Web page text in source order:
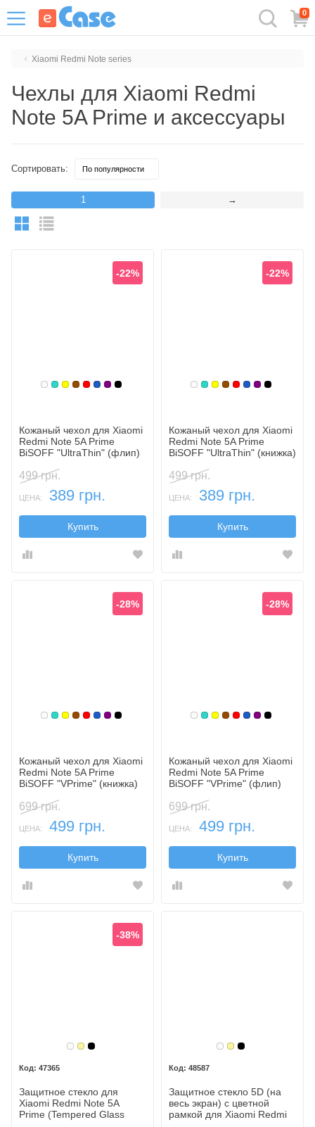
0
Xiaomi Redmi Note series
Чехлы для Xiaomi Redmi
Note 5A Prime и аксессуары
Сортировать:
1 →
Белый
Бирюзовый
Желтый
Коричневый
Красный
Синий, темный
Фиолетовый, темный
Черный
-22%
Кожаный чехол для Xiaomi
Redmi Note 5A Prime
BiSOFF "UltraThin" (флип)
499 грн.
ЦЕНА: 389 грн.
Купить
Белый
Бирюзовый
Желтый
Коричневый
Красный
Синий,Черный
-22%
Кожаный чехол для Xiaomi
Redmi Note 5A Prime
BiSOFF "UltraThin" (книжка)
499 грн.
ЦЕНА: 389 грн.
Купить
Белый
Бирюзовый
Желтый
Коричневый
Красный
Синий, темный
Фиолетовый, темный
Черный
-28%
Кожаный чехол для Xiaomi
Redmi Note 5A Prime
BiSOFF "VPrime" (книжка)
699 грн.
ЦЕНА: 499 грн.
Купить
Белый
Бирюзовый
Желтый
Коричневый
Красный
Синий,Черный
-28%
Кожаный чехол для Xiaomi
Redmi Note 5A Prime
BiSOFF "VPrime" (флип)
699 грн.
ЦЕНА: 499 грн.
Купить
Белый
Золотой
Черный
-38%
47365
Защитное стекло для
Xiaomi Redmi Note 5A
Prime (Tempered Glass
Белый
Золотой
Черный
48587
Защитное стекло 5D (на
весь экран) с цветной
рамкой для Xiaomi Redmi